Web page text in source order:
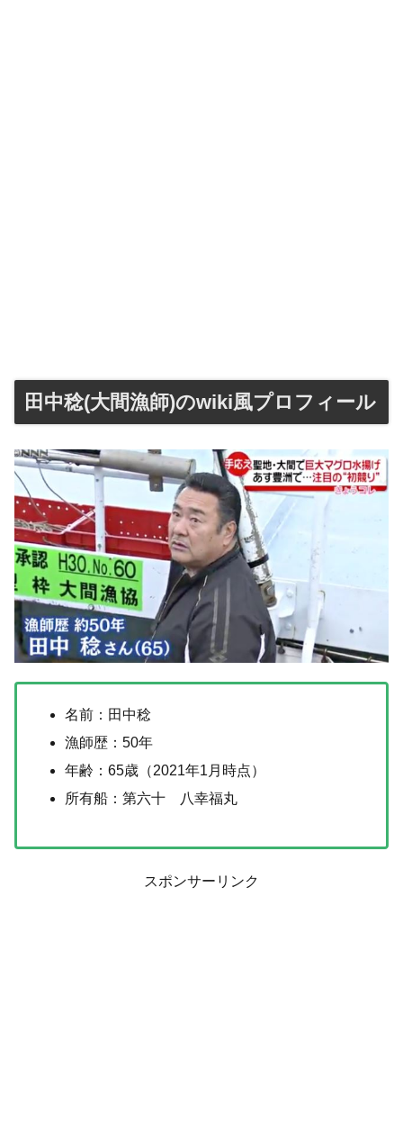
田中稔(大間漁師)のwiki風プロフィール
名前：田中稔
漁師歴：50年
年齢：65歳（2021年1月時点）
所有船：第六十 八幸福丸
スポンサーリンク